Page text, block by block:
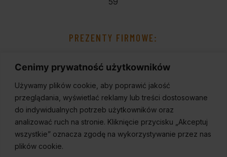
Cenimy prywatność użytkowników
Używamy plików cookie, aby poprawić jakość
przeglądania, wyświetlać reklamy lub treści dostosowane
do indywidualnych potrzeb użytkowników oraz
analizować ruch na stronie. Kliknięcie przycisku „Akceptuj
wszystkie” oznacza zgodę na wykorzystywanie przez nas
plików cookie.
PREZENTY FIRMOWE: